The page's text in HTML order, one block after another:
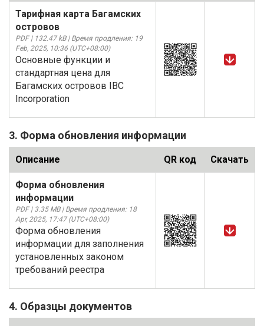
Тарифная карта Багамских
островов
PDF | 132.47 kB | Время продления: 19
Feb, 2025, 10:36 (UTC+08:00)
Основные функции и
стандартная цена для
Багамских островов IBC
Incorporation
3. Форма обновления информации
Описание QR код Скачать
Форма обновления
информации
PDF | 3.35 MB | Время продления: 18
Apr, 2025, 17:47 (UTC+08:00)
Форма обновления
информации для заполнения
установленных законом
требований реестра
4. Образцы документов